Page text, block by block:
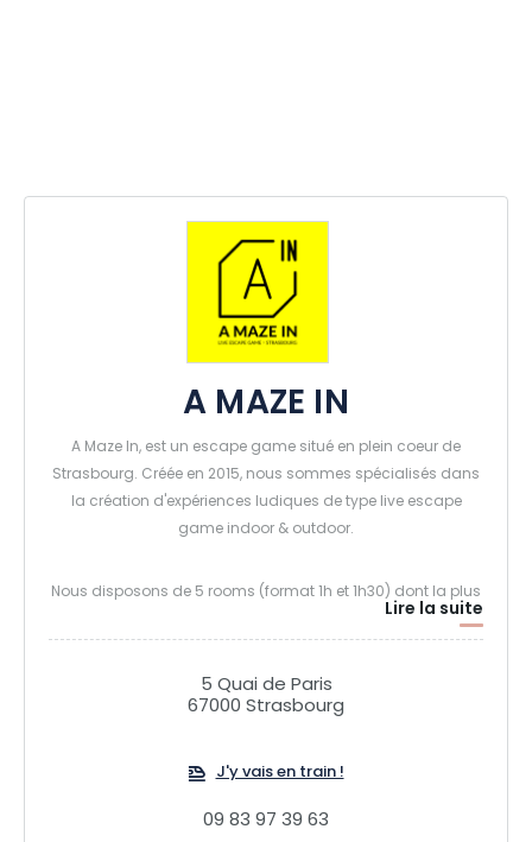
A MAZE IN
A Maze In, est un escape game situé en plein coeur de
Strasbourg. Créée en 2015, nous sommes spécialisés dans
la création d'expériences ludiques de type live escape
game indoor & outdoor.
Nous disposons de 5 rooms (format 1h et 1h30) dont la plus
grande de Strasbourg (ICARUS) et de la mieux notée sur le
site The Escapers (Un monstre dans le placard).
Notre mission outdoor vous permettra de jouer dans les
dans notre Bar à jeux.
Lire la suite
5 Quai de Paris
67000 Strasbourg
J'y vais en train !
09 83 97 39 63